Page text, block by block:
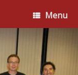
Menu